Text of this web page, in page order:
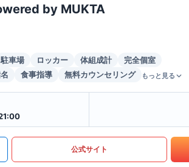
by MUKTA
駐車場 ロッカー 体組成計
完全個室
食事指導 無料カウンセリング もっと見る
公式サイト